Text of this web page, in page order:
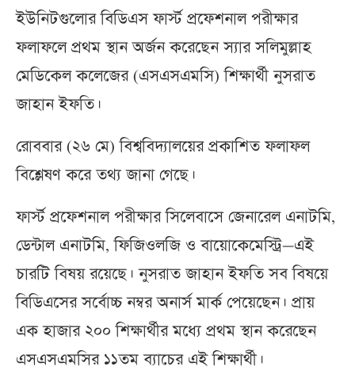
ইউনিটগুলোর বিডিএস ফার্স্ট প্রফেশনাল পরীক্ষার
ফলাফলে প্রথম স্থান অর্জন করেছেন স্যার সলিমুল্লাহ
মেডিকেল কলেজের (এসএসএমসি) শিক্ষার্থী নুসরাত
জাহান ইফতি।
রোববার (২৬ মে) বিশ্ববিদ্যালয়ের প্রকাশিত ফলাফল
বিশ্লেষণ করে তথ্য জানা গেছে।
ফার্স্ট প্রফেশনাল পরীক্ষার সিলেবাসে জেনারেল এনাটমি,
ডেন্টাল এনাটমি, ফিজিওলজি ও বায়োকেমেস্ট্রি—এই
চারটি বিষয় রয়েছে। নুসরাত জাহান ইফতি সব বিষয়ে
বিডিএসের সর্বোচ্চ নম্বর অনার্স মার্ক পেয়েছেন। প্রায়
এক হাজার ২০০ শিক্ষার্থীর মধ্যে প্রথম স্থান করেছেন
এসএসএমসির ১১তম ব্যাচের এই শিক্ষার্থী।